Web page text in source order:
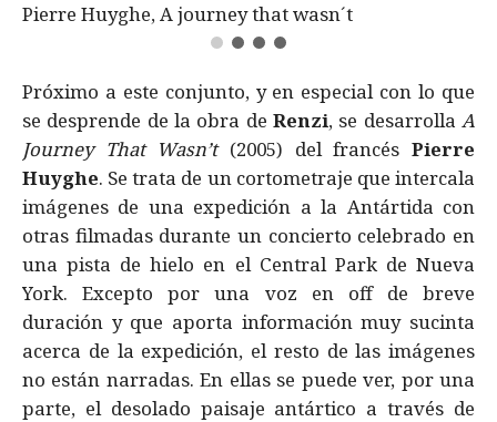
Pierre Huyghe, A journey that wasn´t
Próximo a este conjunto, y en especial con lo que
se desprende de la obra de Renzi, se desarrolla A
Journey That Wasn’t(2005) del francésPierre
Huyghe. Se trata de un cortometraje que intercala
imágenes de una expedición a la Antártida con
otras filmadas durante un concierto celebrado en
una pista de hielo en el Central Park de Nueva
York. Excepto por una voz en off de breve
duración y que aporta información muy sucinta
acerca de la expedición, el resto de las imágenes
no están narradas. En ellas se puede ver, por una
parte, el desolado paisaje antártico a través de